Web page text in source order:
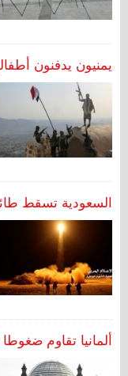
يمنيون يدفنون
السعودية تسقط
ألمانيا تقاوم